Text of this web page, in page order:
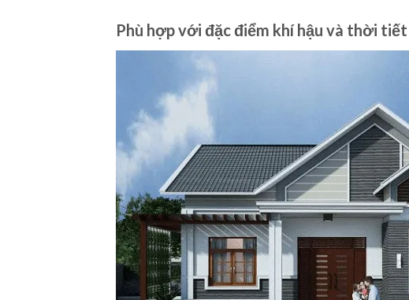
Phù hợp với đặc điểm khí hậu và thời